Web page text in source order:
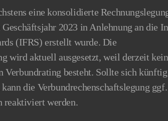
eine konsolidierte
2023 in Anlehnung an die
(IFRS) erstellt wurde. Die
wird aktuell ausgesetzt, weil derzeit
besteht. Sollte sich
die Verbundrechenschaftslegung
reaktiviert werden.